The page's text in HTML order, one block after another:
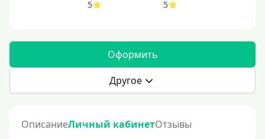
5
5
Оформить
Другое
ОписаниеЛичный кабинетОтзывы